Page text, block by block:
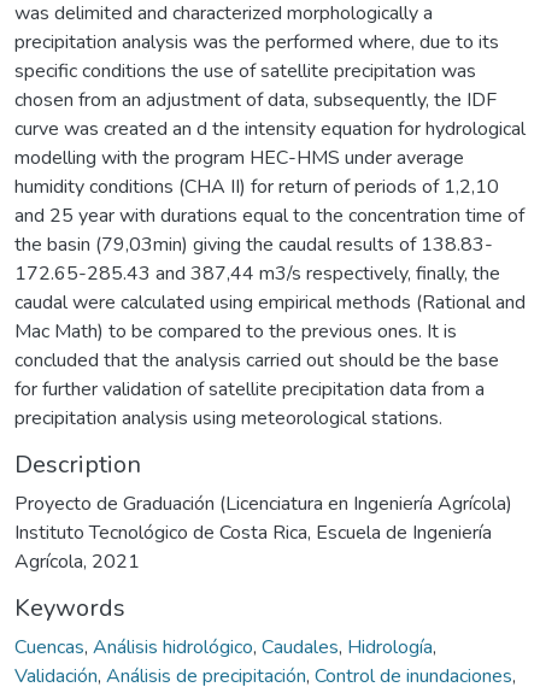
was delimited and characterized morphologically a
precipitation analysis was the performed where, due to its
specific conditions the use of satellite precipitation was
chosen from an adjustment of data, subsequently, the IDF
curve was created an d the intensity equation for hydrological
modelling with the program HEC-HMS under average
humidity conditions (CHA II) for return of periods of 1,2,10
and 25 year with durations equal to the concentration time of
the basin (79,03min) giving the caudal results of 138.83-
172.65-285.43 and 387,44 m3/s respectively, finally, the
caudal were calculated using empirical methods (Rational and
Mac Math) to be compared to the previous ones. It is
concluded that the analysis carried out should be the base
for further validation of satellite precipitation data from a
precipitation analysis using meteorological stations.
Description
Proyecto de Graduación (Licenciatura en Ingeniería Agrícola)
Instituto Tecnológico de Costa Rica, Escuela de Ingeniería
Agrícola, 2021
Keywords
Cuencas, Análisis hidrológico, Caudales, Hidrología,
Validación, Análisis de precipitación, Control de inundaciones,